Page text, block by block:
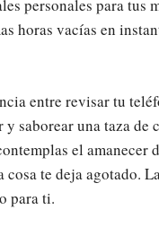
personales para tus
horas vacías en
entre revisar tu
y saborear una taza de
el amanecer
te deja agotado.
para ti.